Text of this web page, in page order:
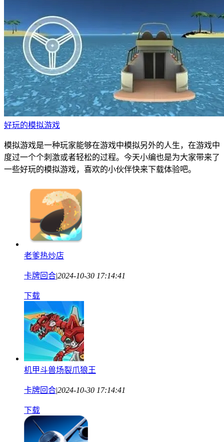
好玩的模拟游戏
模拟游戏是一种玩家能够在游戏中模拟另外的人生，在游戏中
度过一个个刺激或者轻松的过程。今天小编也是为大家带来了
一些好玩的模拟游戏，喜欢的小伙伴快来下载体验吧。
老爹热炒店
卡牌回合|2024-10-30 17:14:41
下载
机甲斗兽场裂爪狼王
卡牌回合|2024-10-30 17:14:41
下载